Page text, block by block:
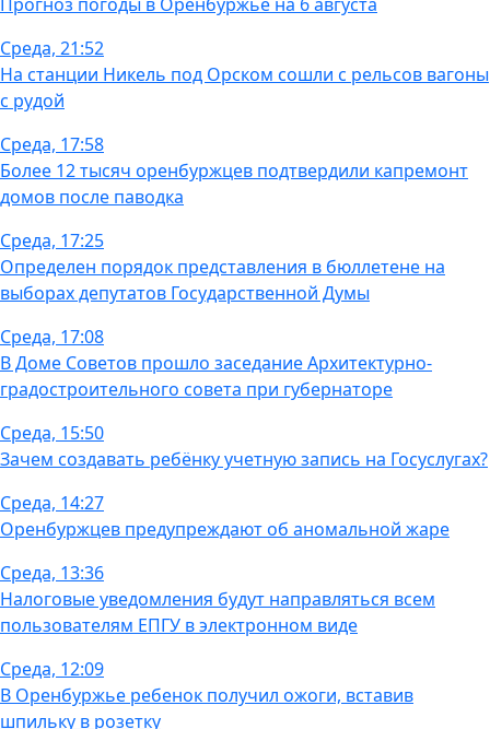
Среда, 21:52
На станции Никель под Орском сошли с рельсов вагоны
с рудой
Среда, 17:58
Более 12 тысяч оренбуржцев подтвердили капремонт
домов после паводка
Среда, 17:25
Определен порядок представления в бюллетене на
выборах депутатов Государственной Думы
Среда, 17:08
В Доме Советов прошло заседание Архитектурно-
градостроительного совета при губернаторе
Среда, 15:50
Зачем создавать ребёнку учетную запись на Госуслугах?
Среда, 14:27
Оренбуржцев предупреждают об аномальной жаре
Среда, 13:36
Налоговые уведомления будут направляться всем
пользователям ЕПГУ в электронном виде
Среда, 12:09
В Оренбуржье ребенок получил ожоги, вставив
шпильку в розетку